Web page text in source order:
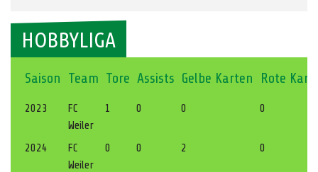
HOBBYLIGA
Saison Team Tore Assists Gelbe Karten Rote
2023
FC
Weiler
1 0 0 0
2024
FC
Weiler
0 0 2 0